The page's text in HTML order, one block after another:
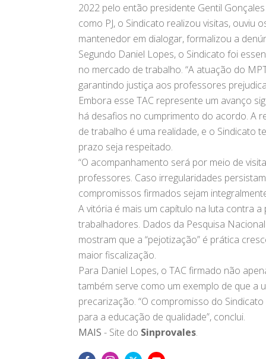
2022 pelo então presidente Gentil
como PJ, o Sindicato realizou visitas, ouviu
mantenedor em dialogar, formalizou a
Segundo Daniel Lopes, o Sindicato foi
no mercado de trabalho. “A atuação do
garantindo justiça aos professores
Embora esse TAC represente um avanço
há desafios no cumprimento do acordo. A
de trabalho é uma realidade, e o Sindicato
prazo seja respeitado.
“O acompanhamento será por meio de
professores. Caso irregularidades
compromissos firmados sejam
A vitória é mais um capítulo na luta contra
trabalhadores. Dados da Pesquisa
mostram que a “pejotização” é prática
maior fiscalização.
Para Daniel Lopes, o TAC firmado não
também serve como um exemplo de que
precarização. “O compromisso do
para a educação de qualidade”, conclui.
MAIS - Site do Sinprovales.